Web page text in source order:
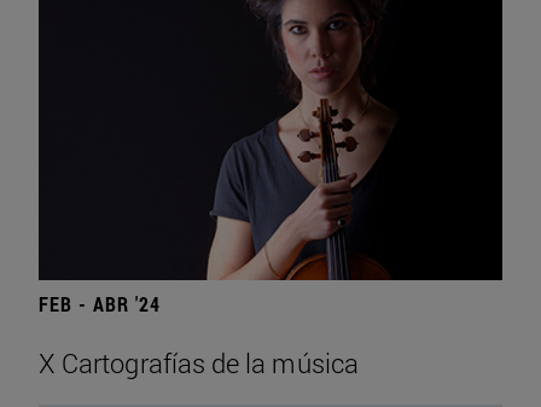
FEB - ABR '24
X Cartografías de la música